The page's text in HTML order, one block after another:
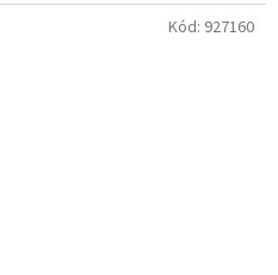
Kód: 927160